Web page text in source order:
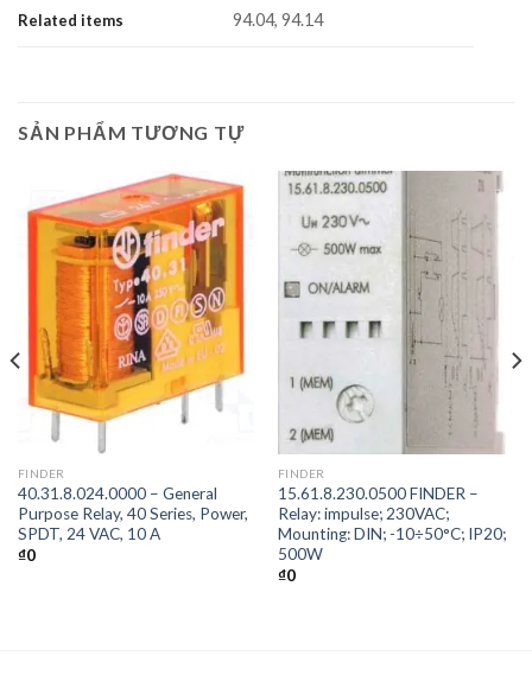
Related items 94.04, 94.14
SẢN PHẨM TƯƠNG TỰ
FINDER
40.31.8.024.0000 – General
Purpose Relay, 40 Series, Power,
SPDT, 24 VAC, 10 A
₫0
FINDER
15.61.8.230.0500 FINDER –
Relay: impulse; 230VAC;
Mounting: DIN; -10÷50°C; IP20;
500W
₫0